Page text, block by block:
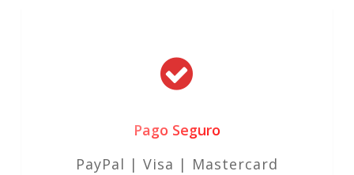
Pago Seguro
PayPal | Visa | Mastercard